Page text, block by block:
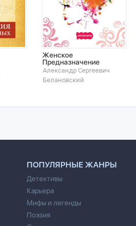
Женское
Предназначение
Александр Сергеевич
Белановский
ПОПУЛЯРНЫЕ ЖАНРЫ
Детективы
Карьера
Мифы и легенды
Поэзия